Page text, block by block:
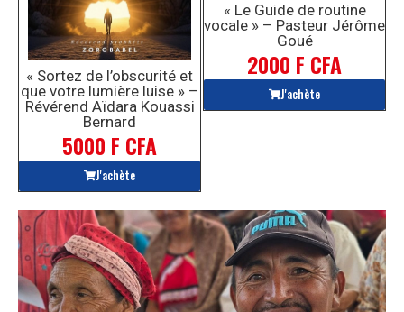
« Sortez de l’obscurité et
que votre lumière luise » –
Révérend Aïdara Kouassi
Bernard
5000 F CFA
J'achète
« Le Guide de routine
vocale » – Pasteur Jérôme
Goué
2000 F CFA
J'achète